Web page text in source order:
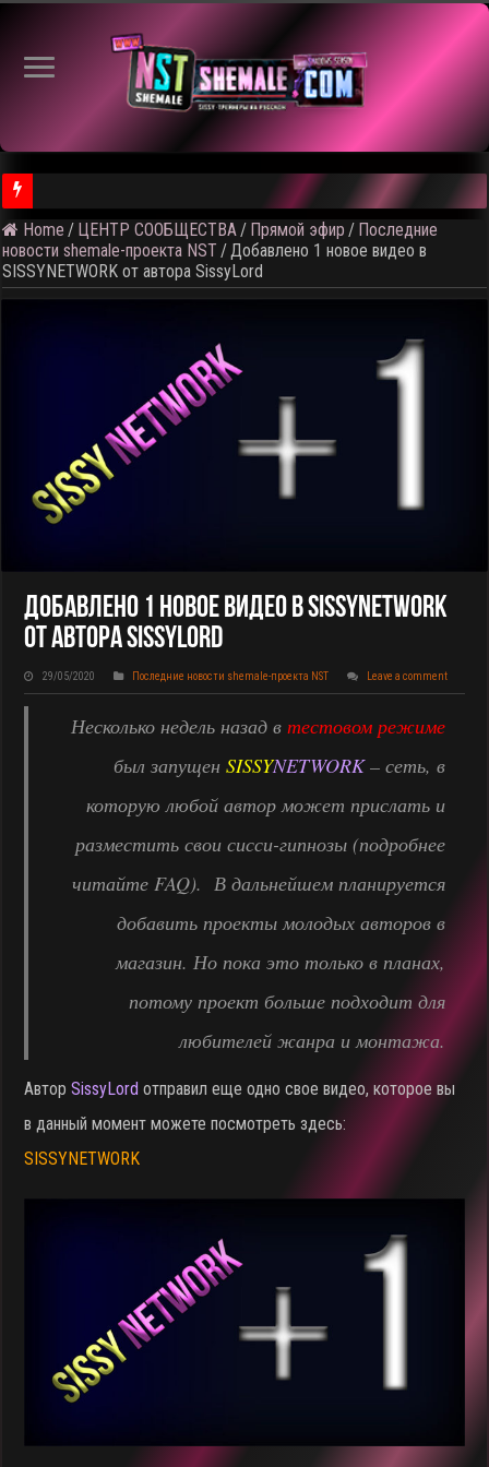
⚠️ Результаты голосования и тема следующего откртытого
Home / ЦЕНТР СООБЩЕСТВА / Прямой эфир / Последние
новости shemale-проекта NST / Добавлено 1 новое видео в
SISSYNETWORK от автора SissyLord
Добавлено 1 Новое Видео В SISSYNETWORK
От Автора SissyLord
29/05/2020 Последние новости shemale-проекта NST Leave a comment
Несколько недель назад в тестовом режиме
был запущен SISSYNETWORK– сеть, в
которую любой автор может прислать и
разместить свои сисси-гипнозы (подробнее
читайте FAQ). В дальнейшем планируется
добавить проекты молодых авторов в
магазин. Но пока это только в планах,
потому проект больше подходит для
любителей жанра и монтажа.
АвторSissyLord отправил еще одно свое видео, которое вы
в данный момент можете посмотреть здесь:
SISSYNETWORK